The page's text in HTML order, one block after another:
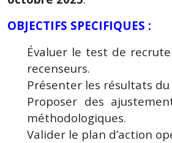
OBJECTIFS SPECIFIQUES :
Évaluer le test de
recenseurs.
Présenter les résultats du
Proposer des
méthodologiques.
Valider le plan d’action